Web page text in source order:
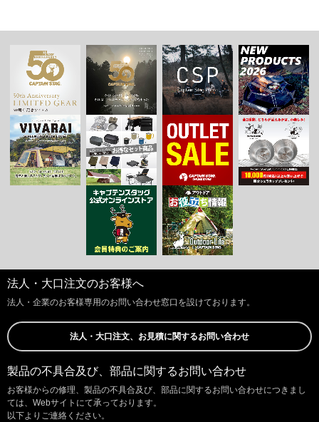
法人・大口注文のお客様へ
法人・企業のお客様専用のお問い合わせ窓口を設けております。
法人・大口注文、お見積に関するお問い合わせ
製品の不具合及び、部品に関するお問い合わせ
お客様からの修理、製品の不具合及び、部品に関するお問い合わせにつきまし
ては、Webサイトにて承っております。
以下よりご連絡ください。